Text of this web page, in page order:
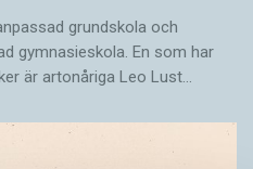
grundskola och
gymnasieskola. En som har
är artonåriga Leo Lust…